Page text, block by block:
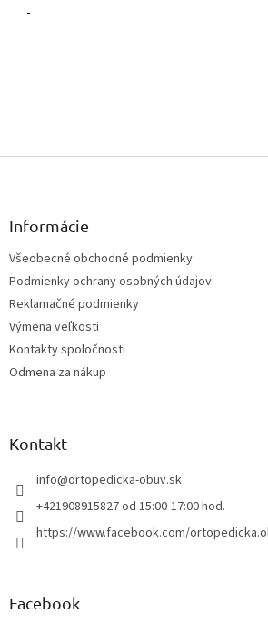
Informácie
Všeobecné obchodné podmienky
Podmienky ochrany osobných údajov
Reklamačné podmienky
Výmena veľkosti
Kontakty spoločnosti
Odmena za nákup
Kontakt
info@ortopedicka-obuv.sk
+421908915827 od 15:00-17:00 hod.
https://www.facebook.com/
Facebook